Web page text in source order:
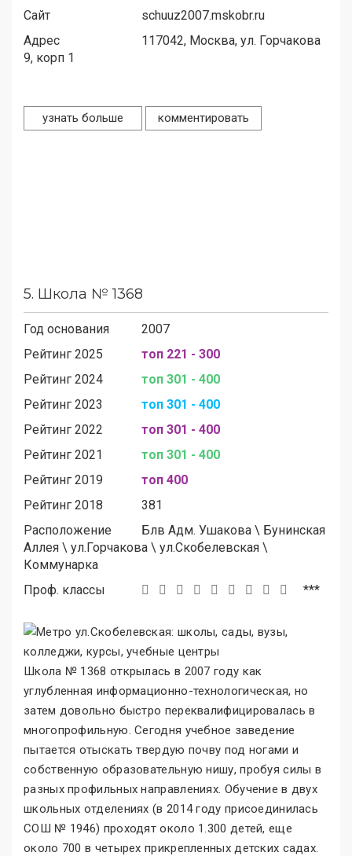
Сайт
schuuz2007.mskobr.ru
Адрес
117042, Москва, ул. Горчакова
9, корп 1
узнать больше комментировать
5. Школа № 1368
Год основания
2007
Рейтинг 2025
топ 221 - 300
Рейтинг 2024
топ 301 - 400
Рейтинг 2023
топ 301 - 400
Рейтинг 2022
топ 301 - 400
Рейтинг 2021
топ 301 - 400
Рейтинг 2019
топ 400
Рейтинг 2018
381
Расположение
Блв Адм. Ушакова \ Бунинская
Аллея \ ул.Горчакова \ ул.Скобелевская \
Коммунарка
Проф. классы
***
Школа № 1368 открылась в 2007 году как
углубленная информационно-технологическая, но
затем довольно быстро переквалифицировалась в
многопрофильную. Сегодня учебное заведение
пытается отыскать твердую почву под ногами и
собственную образовательную нишу, пробуя силы в
разных профильных направлениях. Обучение в двух
школьных отделениях (в 2014 году присоединилась
СОШ № 1946) проходят около 1.300 детей, еще
около 700 в четырех прикрепленных детских садах.